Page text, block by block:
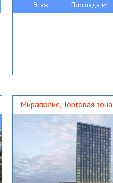
Этаж Площадь, м2
Мираполис, Торговая зона